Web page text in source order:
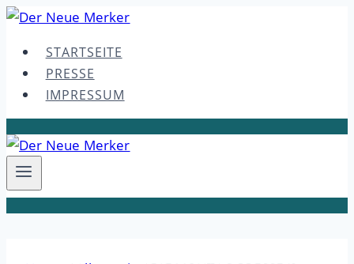
Skip
contentSTARTSEITE
PRESSE
IMPRESSUM